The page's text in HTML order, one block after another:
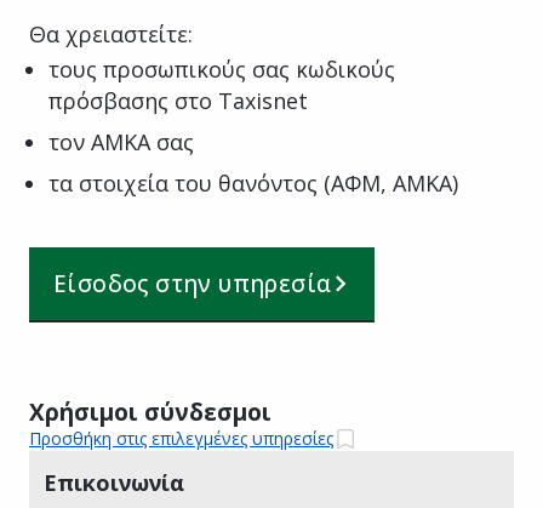
Θα χρειαστείτε:
τους προσωπικούς σας κωδικούς
πρόσβασης στο Taxisnet
τον ΑΜΚΑ σας
τα στοιχεία του θανόντος (ΑΦΜ, ΑΜΚΑ)
Είσοδος στην υπηρεσία
Χρήσιμοι σύνδεσμοι
Προσθήκη στις επιλεγμένες υπηρεσίες
Επικοινωνία